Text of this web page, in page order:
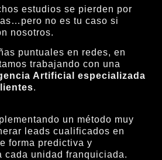
estudios se pierden por
no es tu caso si
nosotros.
puntuales en redes, en
trabajando con una
Artificial especializada
.
un método muy
leads cualificados en
forma predictiva y
cada unidad franquiciada.